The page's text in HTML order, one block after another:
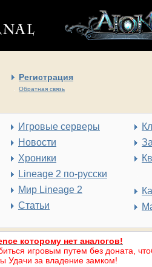
Регистрация
Обратная связь
Игровые серверы
Новости
Хроники
Lineage 2 по-русски
Мир Lineage 2
Статьи
которому нет аналогов!
игровым путем без доната,
Удачи за владение замком!